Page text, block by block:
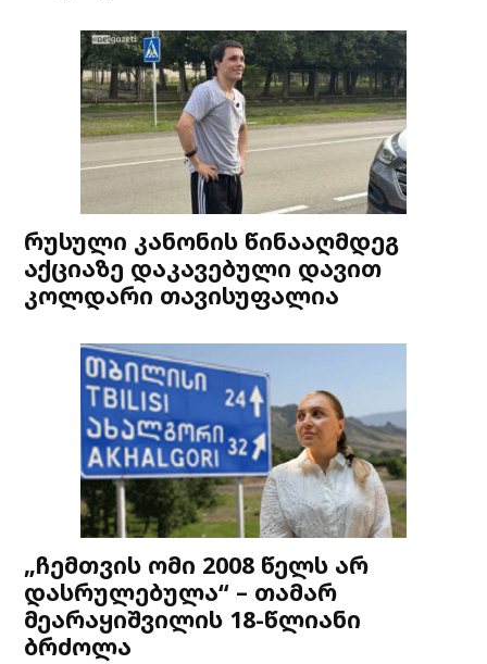
რუსული კანონის წინააღმდეგ
აქციაზე დაკავებული დავით
კოლდარი თავისუფალია
„ჩემთვის ომი 2008 წელს არ
დასრულებულა“ – თამარ
მეარაყიშვილის 18-წლიანი
ბრძოლა